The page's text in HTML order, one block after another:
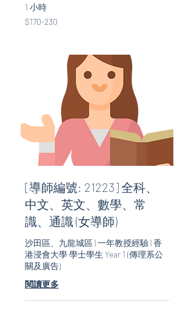
1 小時
$170-
230
$170-230
[導師編號: 21223] 全科、
中文、英文、數學、常
識、通識 (女導師)
沙田區、九龍城區 | 一年教授經驗 | 香
港浸會大學 學士學生 Year 1 (傳理系公
關及廣告)
閱讀更多